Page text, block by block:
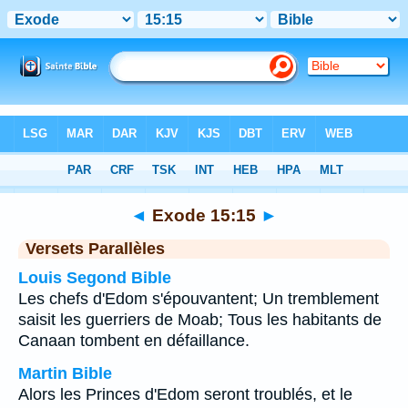
Chapitre 15> Verset 15
◄ Exode 15:15 ►
Versets Parallèles
Louis Segond Bible
Les chefs d'Edom s'épouvantent; Un tremblement
saisit les guerriers de Moab; Tous les habitants de
Canaan tombent en défaillance.
Martin Bible
Alors les Princes d'Edom seront troublés, et le